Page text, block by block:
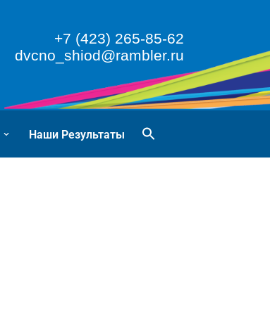
+7 (423) 265-85-62
dvcno_shiod@rambler.ru
Наши Результаты